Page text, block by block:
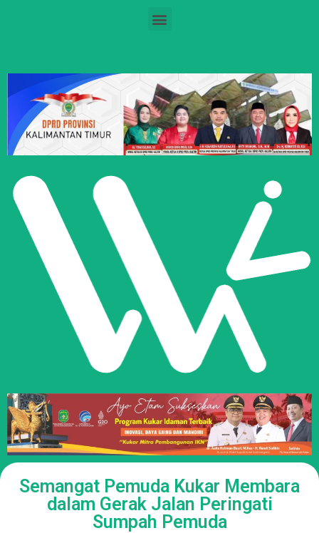
Semangat Pemuda Kukar Membara
dalam Gerak Jalan Peringati
Sumpah Pemuda